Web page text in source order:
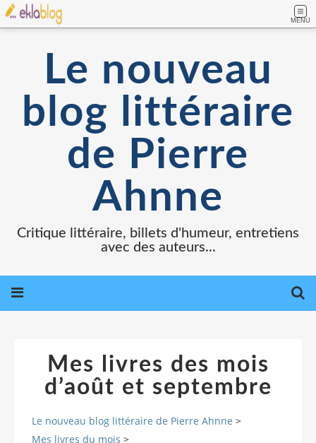
MENU
Le nouveau
blog littéraire
de Pierre
Ahnne
Critique littéraire, billets d'humeur, entretiens
avec des auteurs...
Mes livres des mois
d’août et septembre
Le nouveau blog littéraire de Pierre Ahnne >
Mes livres du mois >